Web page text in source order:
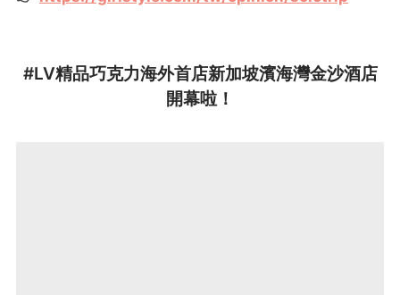
#LV精品巧克力海外首店新加坡濱海灣金沙酒店
開幕啦！